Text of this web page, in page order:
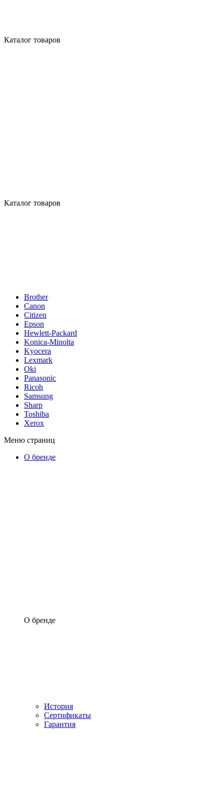
Каталог товаров
Каталог товаров
Brother
Canon
Citizen
Epson
Hewlett-Packard
Konica-Minolta
Kyocera
Lexmark
Oki
Panasonic
Ricoh
Samsung
Sharp
Toshiba
Xerox
Меню страниц
О бренде
О бренде
История
Сертификаты
Гарантия